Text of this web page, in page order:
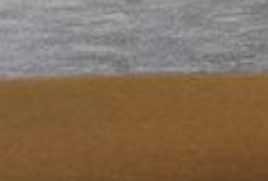
Für uns ist die Küche der Mittelpunkt
deines Zuhauses und deshalb
beginnt unsere Planung nicht mit
dem Vermessen des Raums, sondern